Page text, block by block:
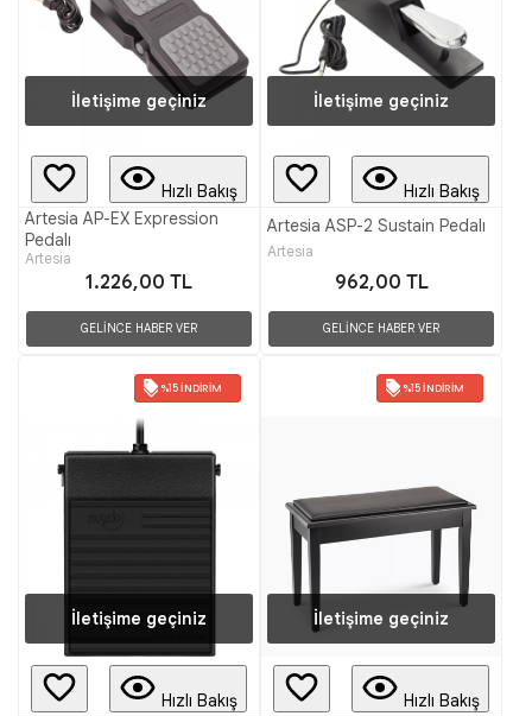
İletişime geçiniz
Hızlı Bakış
Artesia AP-EX Expression
Pedalı
Artesia
1.226,00 TL
GELİNCE HABER VER
İletişime geçiniz
Hızlı Bakış
Artesia ASP-2 Sustain Pedalı
Artesia
962,00 TL
GELİNCE HABER VER
%15 İNDIRIM
İletişime geçiniz
Hızlı Bakış
%15 İNDIRIM
İletişime geçiniz
Hızlı Bakış